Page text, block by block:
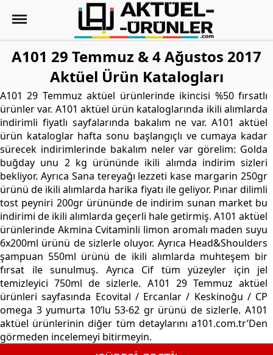
A101 29 Temmuz & 4 Ağustos 2017
Aktüel Ürün Katalogları
A101 29 Temmuz aktüel ürünlerinde ikincisi %50 fırsatlı
ürünler var. A101 aktüel ürün kataloglarında ikili alımlarda
indirimli fiyatlı sayfalarında bakalım ne var. A101 aktüel
ürün kataloglar hafta sonu başlangıçlı ve cumaya kadar
sürecek indirimlerinde bakalım neler var görelim: Golda
buğday unu 2 kg ürününde ikili alımda indirim sizleri
bekliyor. Ayrıca Sana tereyağı lezzeti kase margarin 250gr
ürünü de ikili alımlarda harika fiyatı ile geliyor. Pınar dilimli
tost peyniri 200gr ürününde de indirim sunan market bu
indirimi de ikili alımlarda geçerli hale getirmiş. A101 aktüel
ürünlerinde Akmina Cvitaminli limon aromalı maden suyu
6x200ml ürünü de sizlerle oluyor. Ayrıca Head&Shoulders
şampuan 550ml ürünü de ikili alımlarda muhteşem bir
fırsat ile sunulmuş. Ayrıca Cif tüm yüzeyler için jel
temizleyici 750ml de sizlerle. A101 29 Temmuz aktüel
ürünleri sayfasında Ecovital / Ercanlar / Keskinoğu / CP
omega 3 yumurta 10’lu 53-62 gr ürünü de sizlerle. A101
aktüel ürünlerinin diğer tüm detaylarını a101.com.tr’Den
görmeden incelemeyi bitirmeyin.